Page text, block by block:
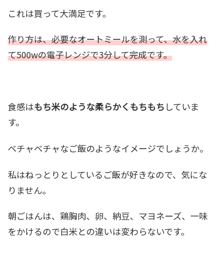
これは買って大満足です。
作り方は、必要なオートミールを測って、水を入れ
て500wの電子レンジで3分して完成です。
食感はもち米のような柔らかくもちもち していま
す。
ベチャベチャなご飯のようなイメージでしょうか。
私はねっとりとしているご飯が好きなので、気にな
りません。
朝ごはんは、鶏胸肉、卵、納豆、マヨネーズ、一味
をかけるので白米との違いは変わらないです。